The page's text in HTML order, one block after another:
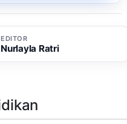
EDITOR
Nurlayla Ratri